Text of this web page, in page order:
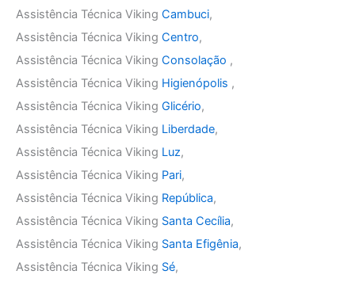
Assistência Técnica Viking Cambuci,
Assistência Técnica Viking Centro,
Assistência Técnica Viking Consolação ,
Assistência Técnica Viking Higienópolis ,
Assistência Técnica Viking Glicério,
Assistência Técnica Viking Liberdade,
Assistência Técnica Viking Luz,
Assistência Técnica Viking Pari,
Assistência Técnica Viking República,
Assistência Técnica Viking Santa Cecília,
Assistência Técnica Viking Santa Efigênia,
Assistência Técnica Viking Sé,